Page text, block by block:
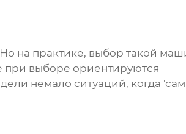
на практике, выбор такой
выборе ориентируются
немало ситуаций, когда